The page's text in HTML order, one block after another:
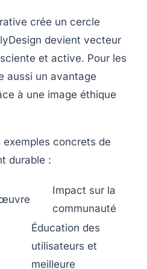
crée un cercle
devient vecteur
et active. Pour les
aussi un avantage
à une image éthique
concrets de
durable :
Impact sur la
communauté
Éducation des
utilisateurs et
meilleure